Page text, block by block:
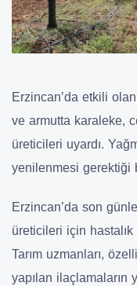
Erzincan’da etkili
ve armutta karaleke,
üreticileri uyardı.
yenilenmesi gerektiği
Erzincan’da son
üreticileri için hastalık
Tarım uzmanları,
yapılan ilaçlamaların